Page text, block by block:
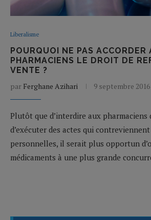
Liberalisme
POURQUOI NE PAS ACCORDER
PHARMACIENS LE DROIT DE
VENTE ?
par Ferghane Azihari 9 septembre 2016
Plutôt que d’interdire aux pharmaciens
d’exécuter des actes qui
personnelles, il serait plus opportun
médicaments à une plus grande